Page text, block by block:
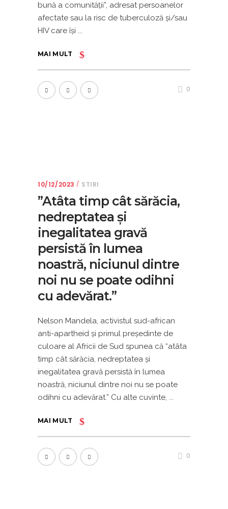
bună a comunităţii”, adresat persoanelor
afectate sau la risc de tuberculoză şi/sau
HIV care îşi
MAI MULT
0
10/12/2023 STIRI
”Atâta timp cât sărăcia,
nedreptatea și
inegalitatea gravă
persistă în lumea
noastră, niciunul dintre
noi nu se poate odihni
cu adevărat.”
Nelson Mandela, activistul sud-african
anti-apartheid şi primul preşedinte de
culoare al Africii de Sud spunea că “atâta
timp cât sărăcia, nedreptatea și
inegalitatea gravă persistă în lumea
noastră, niciunul dintre noi nu se poate
odihni cu adevărat.” Cu alte cuvinte,
MAI MULT
0